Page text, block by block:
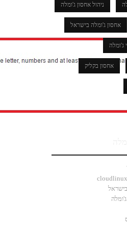
ניהול אחסון ג'ומלה
אחסון ג'ומלה בישראל
ג'ומלה
אחסון בקליק